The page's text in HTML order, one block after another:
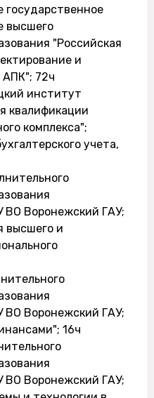
государственное
высшего
"Российская
и
АПК"; 72ч
институт
квалификации
комплекса";
учета,
ВО Воронежский ГАУ;
высшего и
ВО Воронежский ГАУ;
16ч
ВО Воронежский ГАУ;